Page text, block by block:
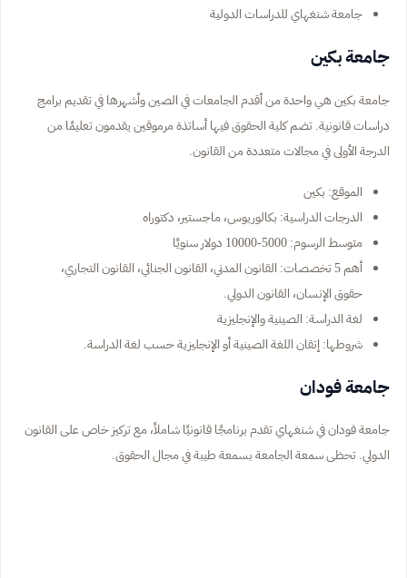
جامعة شنغهاي للدراسات الدولية
جامعة بكين
جامعة بكين هي واحدة من أقدم الجامعات في الصين وأشهرها في تقديم برامج
دراسات قانونية. تضم كلية الحقوق فيها أساتذة مرموقين يقدمون تعليمًا من
الدرجة الأولى في مجالات متعددة من القانون.
الموقع: بكين
الدرجات الدراسية: بكالوريوس، ماجستير، دكتوراه
متوسط الرسوم: 5000-10000 دولار سنويًا
أهم 5 تخصصات: القانون المدني، القانون الجنائي، القانون التجاري،
حقوق الإنسان، القانون الدولي.
لغة الدراسة: الصينية والإنجليزية
شروطها: إتقان اللغة الصينية أو الإنجليزية حسب لغة الدراسة.
جامعة فودان
جامعة فودان في شنغهاي تقدم برنامجًا قانونيًا شاملاً، مع تركيز خاص على القانون
الدولي. تحظى سمعة الجامعة بسمعة طيبة في مجال الحقوق.